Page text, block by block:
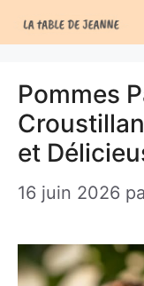
au
Pommes
et
16 juin 2026